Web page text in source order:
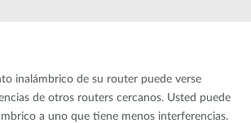
inalámbrico de su router puede verse
de otros routers cercanos. Usted puede
a uno que tiene menos interferencias.